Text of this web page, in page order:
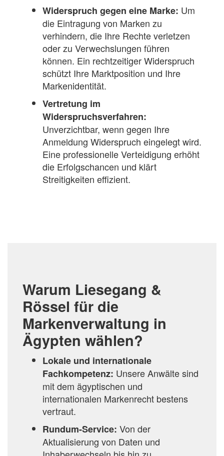
Widerspruch gegen eine Marke: Um
die Eintragung von Marken zu
verhindern, die Ihre Rechte verletzen
oder zu Verwechslungen führen
können. Ein rechtzeitiger Widerspruch
schützt Ihre Marktposition und Ihre
Markenidentität.
Vertretung im
Widerspruchsverfahren:
Unverzichtbar, wenn gegen Ihre
Anmeldung Widerspruch eingelegt wird.
Eine professionelle Verteidigung erhöht
die Erfolgschancen und klärt
Streitigkeiten effizient.
Warum Liesegang &
Rössel für die
Markenverwaltung in
Ägypten wählen?
Lokale und internationale
Fachkompetenz: Unsere Anwälte sind
mit dem ägyptischen und
internationalen Markenrecht bestens
vertraut.
Rundum-Service: Von der
Aktualisierung von Daten und